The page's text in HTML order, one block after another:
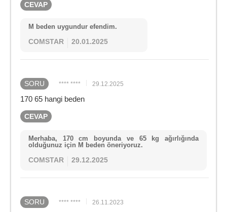
CEVAP
M beden uygundur efendim.
COMSTAR 20.01.2025
SORU **** **** 29.12.2025
170 65 hangi beden
CEVAP
Merhaba, 170 cm boyunda ve 65 kg ağırlığında
olduğunuz için M beden öneriyoruz.
COMSTAR 29.12.2025
SORU **** **** 26.11.2023